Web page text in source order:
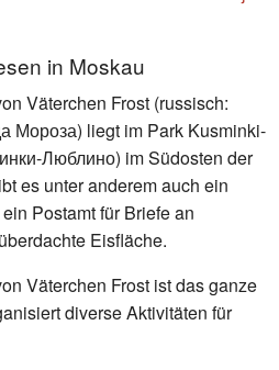
in Moskau
Väterchen Frost (russisch:
Мороза) liegt im Park Kusminki-
Люблино) im Südosten der
es unter anderem auch ein
Postamt für Briefe an
Eisfläche.
Väterchen Frost ist das ganze
diverse Aktivitäten für